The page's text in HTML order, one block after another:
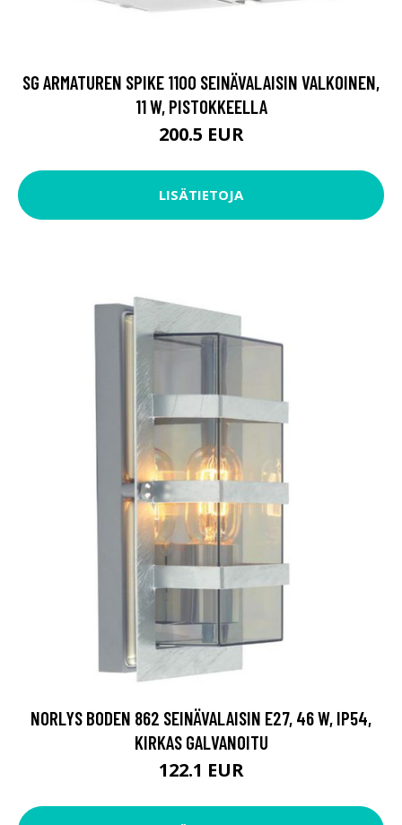
SG ARMATUREN SPIKE 1100 SEINÄVALAISIN VALKOINEN,
11 W, PISTOKKEELLA
200.5 EUR
LISÄTIETOJA
NORLYS BODEN 862 SEINÄVALAISIN E27, 46 W, IP54,
KIRKAS GALVANOITU
122.1 EUR